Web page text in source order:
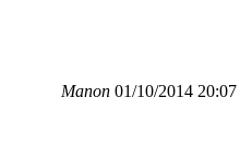
Manon 01/10/2014 20:07